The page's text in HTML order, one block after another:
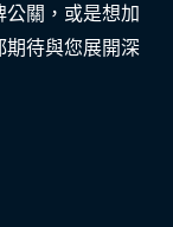
關，或是想加
期待與您展開深